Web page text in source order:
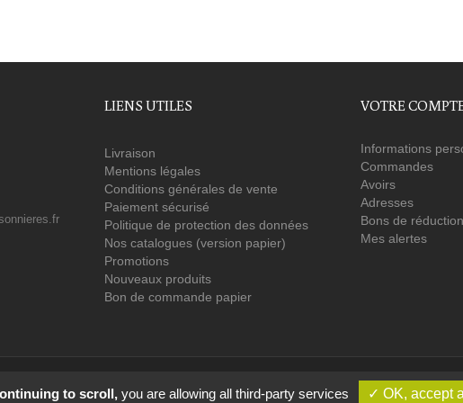
LIENS UTILES
Livraison
Mentions légales
Conditions générales de vente
Paiement sécurisé
Politique de protection des données
Nos catalogues (version papier)
Promotions
Nouveaux produits
Bon de commande papier
VOTRE
Informations
Commandes
Avoirs
Adresses
Bons de réduction
Mes alertes
Buissonnières : une société coopérative gérée par l'ensemble de ses salariés et
to scroll, you are allowing all third-party services ✓ OK, accept